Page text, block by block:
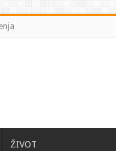
ŽIVOT